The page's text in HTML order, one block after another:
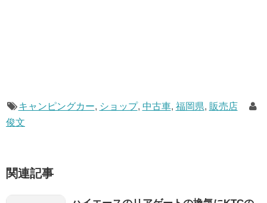
キャンピングカー, ショップ, 中古車, 福岡県, 販売店
俊文
関連記事